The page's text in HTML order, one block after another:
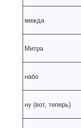
мижда
Митра
набо
ну (вот, теперь)